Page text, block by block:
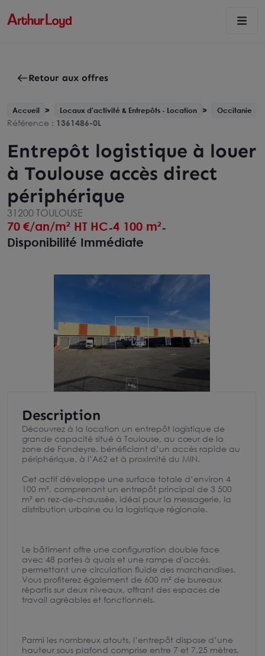
Retour aux offres
Accueil Locaux d'activité & Entrepôts - Location Occitanie
Référence : 1361486-0L
Entrepôt logistique à louer
à Toulouse accès direct
périphérique
31200 TOULOUSE
70 €/an/m² HT HC-4 100 m²-
Disponibilité Immédiate
Description
Découvrez à la location un entrepôt logistique de
grande capacité situé à Toulouse, au cœur de la
zone de Fondeyre, bénéficiant d’un accès rapide au
périphérique, à l’A62 et à proximité du MIN.
Cet actif développe une surface totale d’environ 4
100 m², comprenant un entrepôt principal de 3 500
m² en rez-de-chaussée, idéal pour la messagerie, la
distribution urbaine ou la logistique régionale.
Le bâtiment offre une configuration double face
avec 48 portes à quais et une rampe d'accès,
permettant une circulation fluide des marchandises.
Vous profiterez également de 600 m² de bureaux
répartis sur deux niveaux, offrant des espaces de
travail agréables et fonctionnels.
Parmi les nombreux atouts, l’entrepôt dispose d’une
hauteur sous plafond comprise entre 7 et 7,25 mètres,